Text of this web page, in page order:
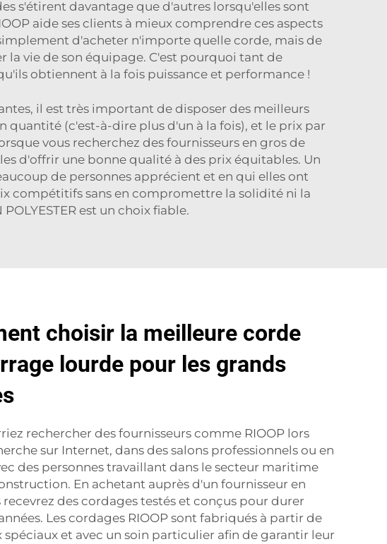
s'étirent davantage que d'autres lorsqu'elles sont
aide ses clients à mieux comprendre ces aspects
d'acheter n'importe quelle corde, mais de
la vie de son équipage. C'est pourquoi tant de
obtiennent à la fois puissance et performance !
il est très important de disposer des meilleurs
quantité (c'est-à-dire plus d'un à la fois), et le prix par
vous recherchez des fournisseurs en gros de
d'offrir une bonne qualité à des prix équitables. Un
de personnes apprécient et en qui elles ont
compétitifs sans en compromettre la solidité ni la
POLYESTER est un choix fiable.
choisir la meilleure corde
lourde pour les grands
rechercher des fournisseurs comme RIOOP lors
sur Internet, dans des salons professionnels ou en
des personnes travaillant dans le secteur maritime
En achetant auprès d'un fournisseur en
recevrez des cordages testés et conçus pour durer
Les cordages RIOOP sont fabriqués à partir de
spéciaux et avec un soin particulier afin de garantir leur